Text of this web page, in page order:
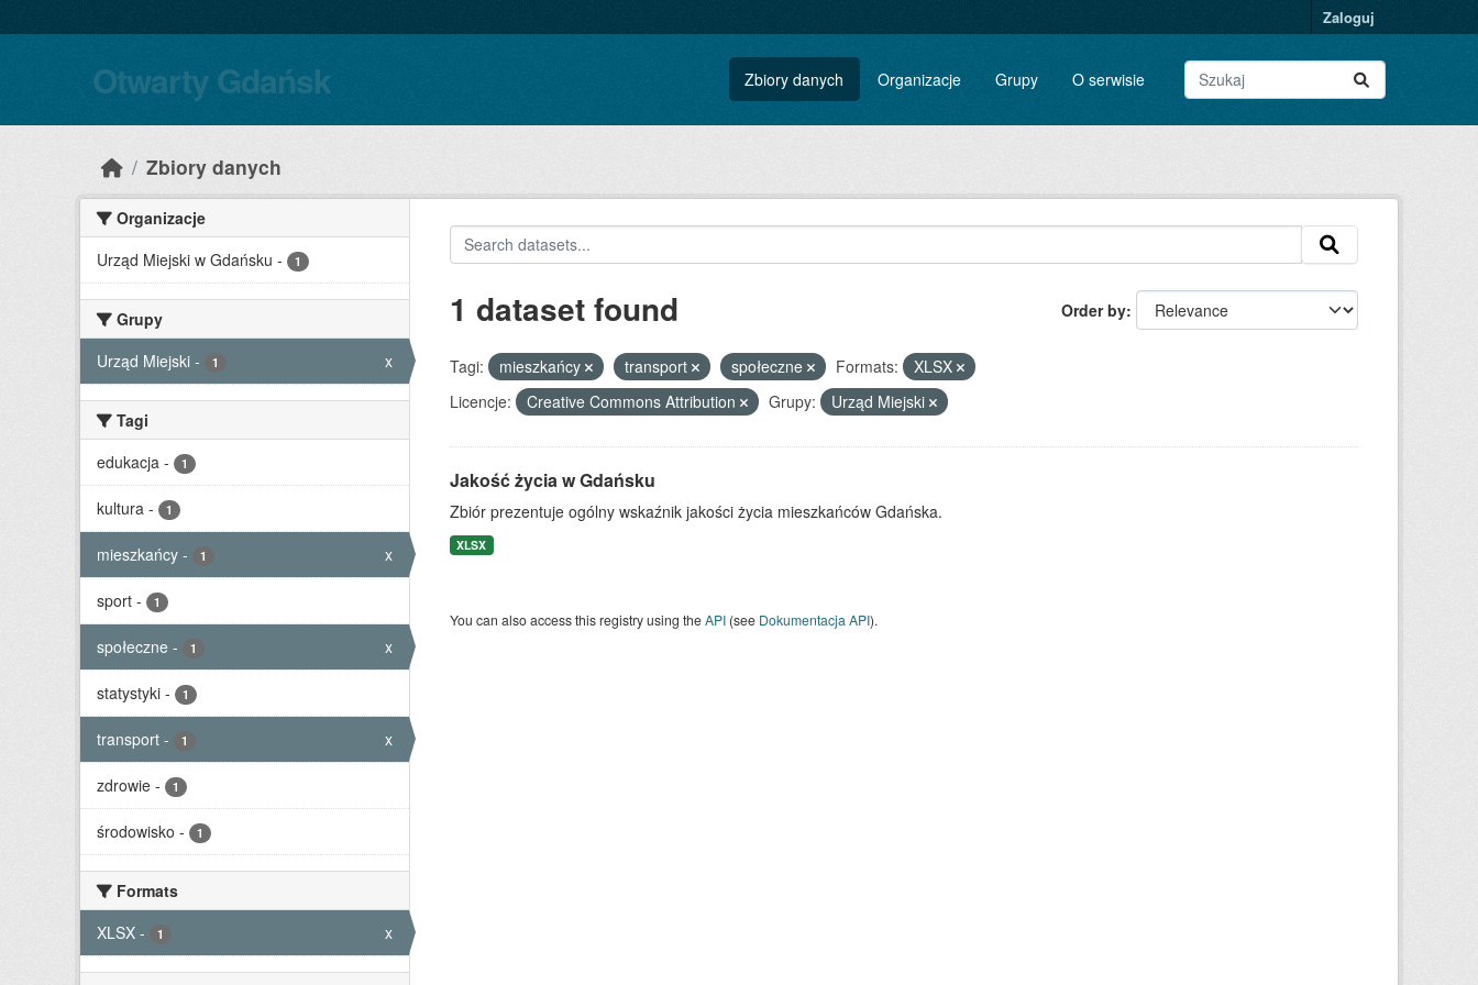
Zaloguj
Otwarty Gdańsk Zbiory danych Organizacje Grupy O serwisie
Zbiory danych
Organizacje
Urząd Miejski w Gdańsku - 1
Grupy
Urząd Miejski - 1 x
Tagi
edukacja - 1
kultura - 1
mieszkańcy - 1 x
sport - 1
społeczne - 1 x
statystyki - 1
transport - 1 x
zdrowie - 1
środowisko - 1
Formats
XLSX - 1 x
Order by
1 dataset found
Tagi: mieszkańcy transport społeczne Formats:
XLSX
Licencje:
Creative Commons Attribution Grupy: Urząd Miejski
Jakość życia w Gdańsku
Zbiór prezentuje ogólny wskaźnik jakości życia mieszkańców Gdańska.
XLSX
You can also access this registry using theAPI(see Dokumentacja API).